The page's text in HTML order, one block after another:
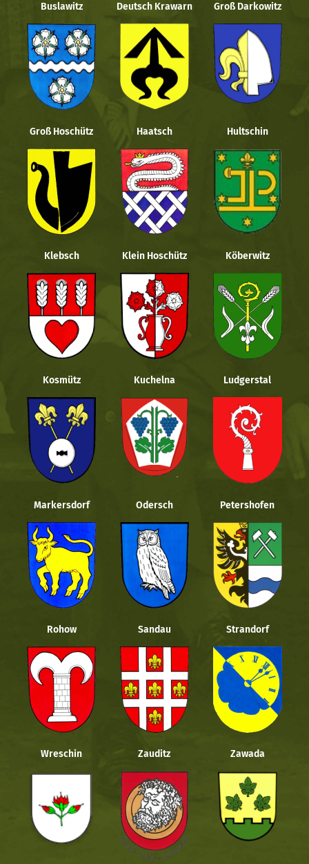
Buslawitz Deutsch Krawarn Groß Darkowitz
Groß Hoschütz Haatsch Hultschin
Klebsch Klein Hoschütz Köberwitz
Kosmütz Kuchelna Ludgerstal
Markersdorf Odersch Petershofen
Rohow Sandau Strandorf
Wreschin Zauditz Zawada